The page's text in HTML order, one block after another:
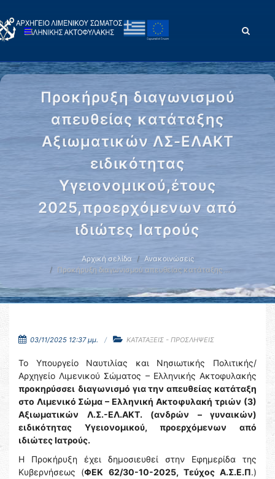
Προκήρυξη διαγωνισμού
απευθείας κατάταξης
Αξιωματικών ΛΣ-ΕΛΑΚΤ
ειδικότητας
Υγειονομικού,έτους
2025,προερχόμενων από
ιδιώτες Ιατρούς
Αρχική σελίδα
Ανακοινώσεις
Προκήρυξη διαγωνισμού απευθείας κατάταξης …
03/11/2025 12:37 μμ. ΚΑΤΑΤΑΞΕΙΣ - ΠΡΟΣΛΗΨΕΙΣ
Το Υπουργείο Ναυτιλίας και Νησιωτικής Πολιτικής/
Αρχηγείο Λιμενικού Σώματος – Ελληνικής Ακτοφυλακής
προκηρύσσει διαγωνισμό για την απευθείας κατάταξη
στο Λιμενικό Σώμα – Ελληνική Ακτοφυλακή τριών (3)
Αξιωματικών Λ.Σ.-ΕΛ.ΑΚΤ. (ανδρών – γυναικών)
ειδικότητας Υγειονομικού, προερχόμενων από
ιδιώτες Ιατρούς.
Η Προκήρυξη έχει δημοσιευθεί στην Εφημερίδα της
Κυβερνήσεως (ΦΕΚ 62/30-10-2025, Τεύχος Α.Σ.Ε.Π.)